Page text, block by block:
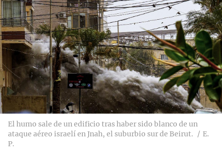
El humo sale de un edificio tras haber sido blanco de un
ataque aéreo israelí en Jnah, el suburbio sur de Beirut.
E.
P.